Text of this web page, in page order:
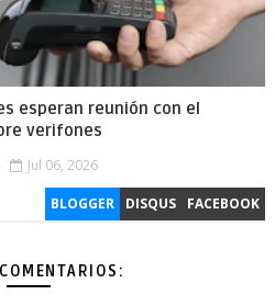
esperan reunión con el
verifones
Jul 06, 2026
BLOGGER DISQUS FACEBOOK